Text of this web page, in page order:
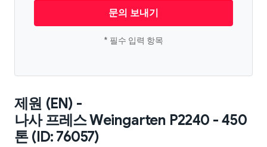
문의 보내기
* 필수 입력 항목
제원 (EN) -
나사 프레스 Weingarten P2240 - 450
톤 (ID: 76057)